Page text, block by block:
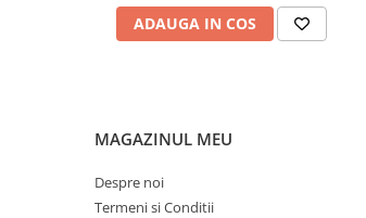
ADAUGA IN COS
MAGAZINUL MEU
Despre noi
Termeni si Conditii